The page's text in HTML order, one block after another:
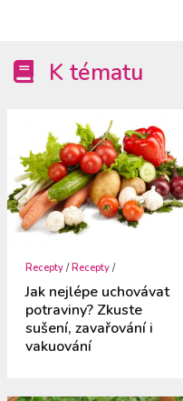
K tématu
Recepty / Recepty /
Jak nejlépe uchovávat
potraviny? Zkuste
sušení, zavařování i
vakuování